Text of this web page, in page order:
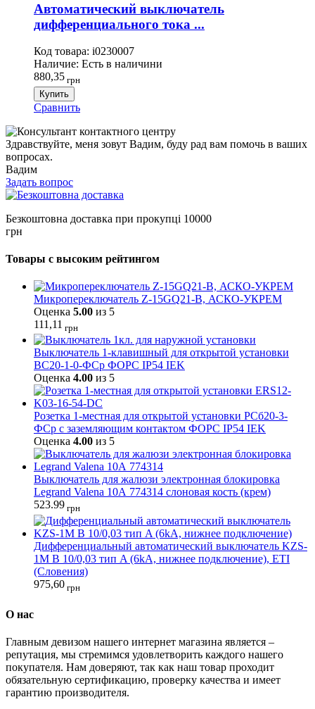
Автоматический выключатель
дифференциального тока ...
Код товара: i0230007
Наличие: Есть в наличини
880,35 грн
Купить
Сравнить
Здравствуйте, меня зовут Вадим, буду рад вам помочь в ваших
вопросах.
Вадим
Задать вопрос
Безкоштовна доставка при прокупці 10000
грн
Товары с высоким рейтингом
Микропереключатель Z-15GQ21-B, АСКО-УКРЕМ
Оценка 5.00 из 5
111,11 грн
Выключатель 1-клавишный для открытой установки
ВС20-1-0-ФСр ФОРС IP54 IEK
Оценка 4.00 из 5
Розетка 1-местная для открытой установки РСб20-3-
ФСр с заземляющим контактом ФОРС IP54 IEK
Оценка 4.00 из 5
Выключатель для жалюзи электронная блокировка
Legrand Valena 10А 774314 слоновая кость (крем)
523.99 грн
Дифференциальный автоматический выключатель KZS-
1M B 10/0,03 тип A (6kA, нижнее подключение), ETI
(Словения)
975,60 грн
О нас
Главным девизом нашего интернет магазина является –
репутация, мы стремимся удовлетворить каждого нашего
покупателя. Нам доверяют, так как наш товар проходит
обязательную сертификацию, проверку качества и имеет
гарантию производителя.